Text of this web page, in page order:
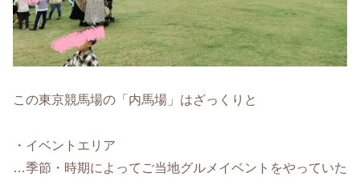
この東京競馬場の「内馬場」はざっくりと
・イベントエリア
…季節・時期によってご当地グルメイベントをやっていた